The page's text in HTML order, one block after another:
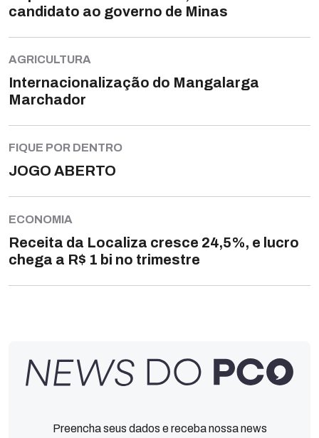
candidato ao governo de Minas
AGRICULTURA
Internacionalização do Mangalarga
Marchador
FIQUE POR DENTRO
JOGO ABERTO
ECONOMIA
Receita da Localiza cresce 24,5%, e lucro
chega a R$ 1 bi no trimestre
Preencha seus dados e receba nossa news